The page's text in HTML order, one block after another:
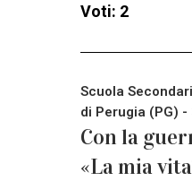
Voti: 2
Scuola
di Perugia (PG) -
Con la
«La mia